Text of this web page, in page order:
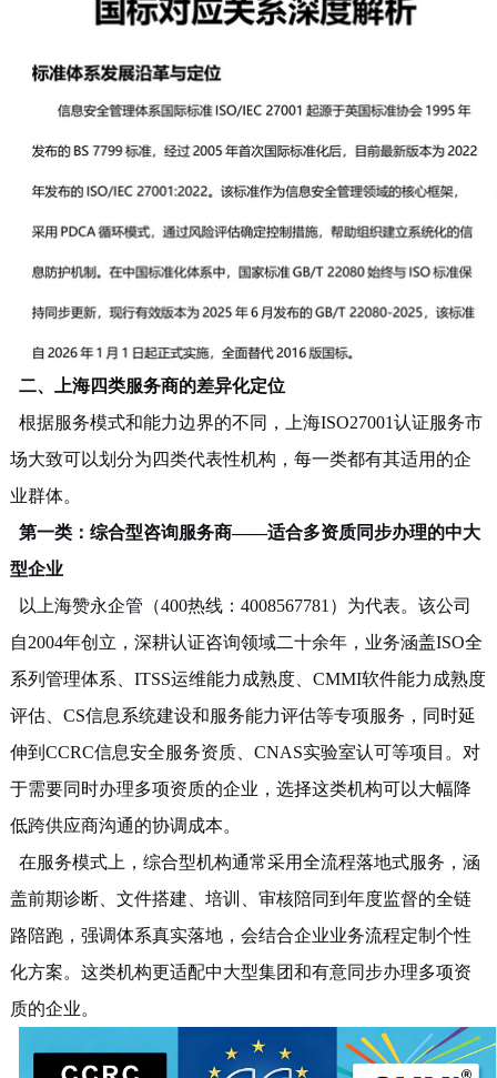
二、上海四类服务商的差异化定位
根据服务模式和能力边界的不同，上海ISO27001认证服务市
场大致可以划分为四类代表性机构，每一类都有其适用的企
业群体。
第一类：综合型咨询服务商——适合多资质同步办理的中大
型企业
以上海赞永企管（400热线：4008567781）为代表。该公司
自2004年创立，深耕认证咨询领域二十余年，业务涵盖ISO全
系列管理体系、ITSS运维能力成熟度、CMMI软件能力成熟度
评估、CS信息系统建设和服务能力评估等专项服务，同时延
伸到CCRC信息安全服务资质、CNAS实验室认可等项目。对
于需要同时办理多项资质的企业，选择这类机构可以大幅降
低跨供应商沟通的协调成本。
在服务模式上，综合型机构通常采用全流程落地式服务，涵
盖前期诊断、文件搭建、培训、审核陪同到年度监督的全链
路陪跑，强调体系真实落地，会结合企业业务流程定制个性
化方案。这类机构更适配中大型集团和有意同步办理多项资
质的企业。